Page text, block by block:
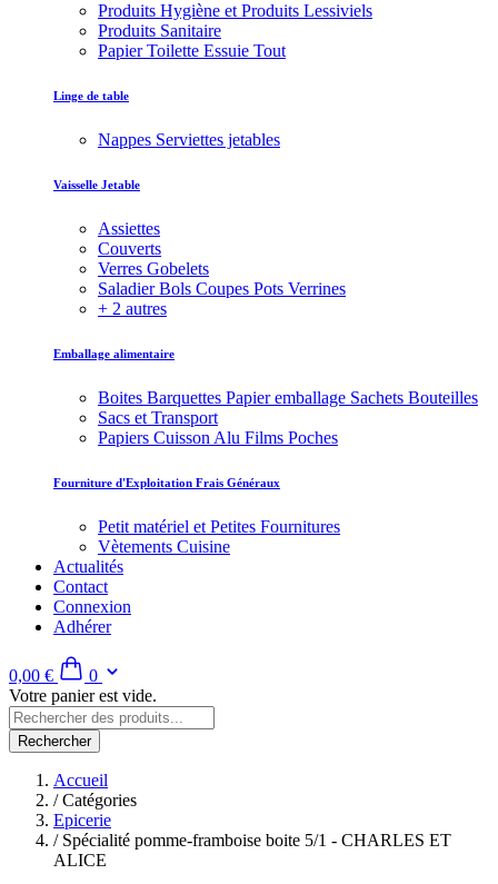
Produits Hygiène et Produits Lessiviels
Produits Sanitaire
Papier Toilette Essuie Tout
Linge de table
Nappes Serviettes jetables
Vaisselle Jetable
Assiettes
Couverts
Verres Gobelets
Saladier Bols Coupes Pots Verrines
+ 2 autres
Emballage alimentaire
Boites Barquettes Papier emballage Sachets Bouteilles
Sacs et Transport
Papiers Cuisson Alu Films Poches
Fourniture d'Exploitation Frais Généraux
Petit matériel et Petites Fournitures
Vètements Cuisine
Actualités
Contact
Connexion
Adhérer
0,00 €
0
Votre panier est vide.
Rechercher
Accueil
/Catégories
Epicerie
/Spécialité pomme-framboise boite 5/1 - CHARLES ET
ALICE